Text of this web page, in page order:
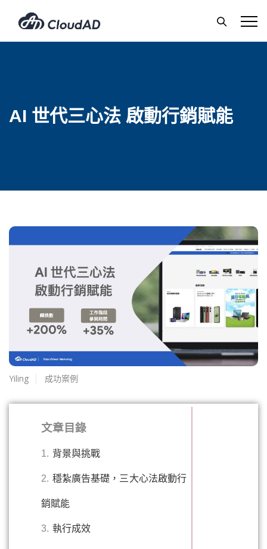
AI 世代三心法 啟動行銷賦能
Yiling 成功案例
文章目錄
1. 背景與挑戰
2. 穩紮廣告基礎，三大心法啟動行
銷賦能
3. 執行成效